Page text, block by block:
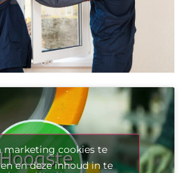
marketing cookies te
en deze inhoud in te